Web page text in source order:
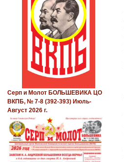
Серп и Молот БОЛЬШЕВИКА ЦО
ВКПБ, № 7-8 (392-393) Июль-
Август 2026 г.